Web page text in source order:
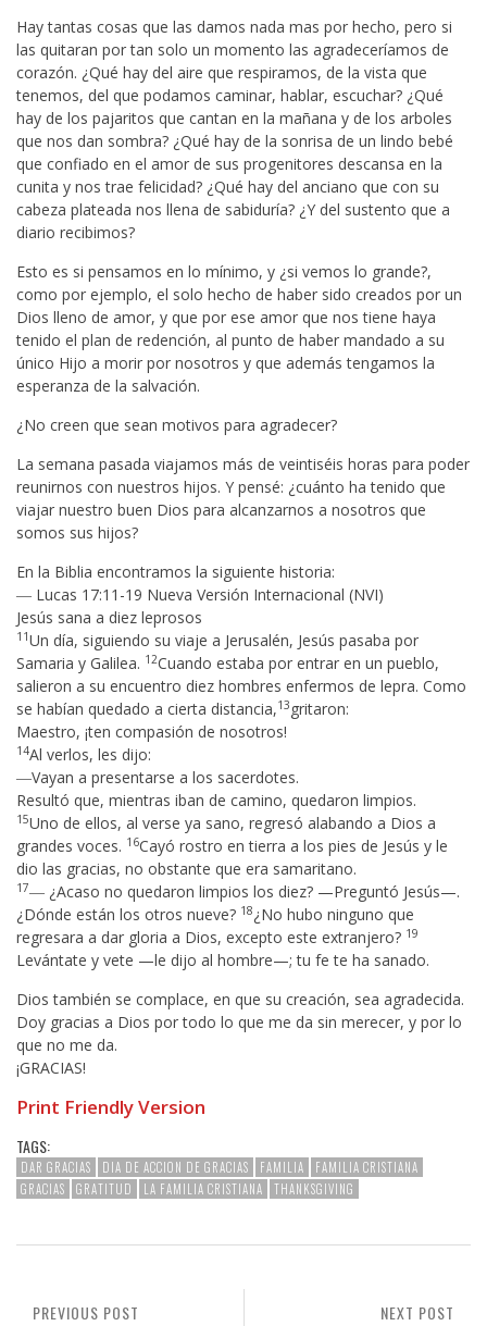
Hay tantas cosas que las damos nada mas por hecho, pero si
las quitaran por tan solo un momento las agradeceríamos de
corazón. ¿Qué hay del aire que respiramos, de la vista que
tenemos, del que podamos caminar, hablar, escuchar? ¿Qué
hay de los pajaritos que cantan en la mañana y de los arboles
que nos dan sombra? ¿Qué hay de la sonrisa de un lindo bebé
que confiado en el amor de sus progenitores descansa en la
cunita y nos trae felicidad? ¿Qué hay del anciano que con su
cabeza plateada nos llena de sabiduría? ¿Y del sustento que a
diario recibimos?
Esto es si pensamos en lo mínimo, y ¿si vemos lo grande?,
como por ejemplo, el solo hecho de haber sido creados por un
Dios lleno de amor, y que por ese amor que nos tiene haya
tenido el plan de redención, al punto de haber mandado a su
único Hijo a morir por nosotros y que además tengamos la
esperanza de la salvación.
¿No creen que sean motivos para agradecer?
La semana pasada viajamos más de veintiséis horas para poder
reunirnos con nuestros hijos. Y pensé: ¿cuánto ha tenido que
viajar nuestro buen Dios para alcanzarnos a nosotros que
somos sus hijos?
En la Biblia encontramos la siguiente historia:
― Lucas 17:11-19 Nueva Versión Internacional (NVI)
Jesús sana a diez leprosos
11Un día, siguiendo su viaje a Jerusalén, Jesús pasaba por
Samaria y Galilea. 12Cuando estaba por entrar en un pueblo,
salieron a su encuentro diez hombres enfermos de lepra. Como
se habían quedado a cierta distancia,13gritaron:
Maestro, ¡ten compasión de nosotros!
14Al verlos, les dijo:
―Vayan a presentarse a los sacerdotes.
Resultó que, mientras iban de camino, quedaron limpios.
15Uno de ellos, al verse ya sano, regresó alabando a Dios a
grandes voces. 16Cayó rostro en tierra a los pies de Jesús y le
dio las gracias, no obstante que era samaritano.
17― ¿Acaso no quedaron limpios los diez? —Preguntó Jesús—.
¿Dónde están los otros nueve? 18¿No hubo ninguno que
regresara a dar gloria a Dios, excepto este extranjero? 19
Levántate y vete —le dijo al hombre—; tu fe te ha sanado.
Dios también se complace, en que su creación, sea agradecida.
Doy gracias a Dios por todo lo que me da sin merecer, y por lo
que no me da.
¡GRACIAS!
Print Friendly Version
TAGS:
DAR GRACIAS DIA DE ACCION DE GRACIAS FAMILIA
FAMILIA CRISTIANA
GRACIAS
GRATITUD LA FAMILIA CRISTIANA THANKSGIVING
NEXT POST
PREVIOUS POST